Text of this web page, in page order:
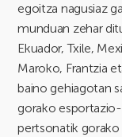
egoitza nagusiaz
munduan zehar
Ekuador, Txile,
Maroko, Frantzia
baino gehiagotan
gorako
pertsonatik gorako